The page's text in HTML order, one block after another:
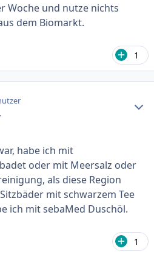
Woche und nutze nichts
dem Biomarkt.
1
habe ich mit
oder mit Meersalz oder
als diese Region
mit schwarzem Tee
ich mit sebaMed Duschöl.
1